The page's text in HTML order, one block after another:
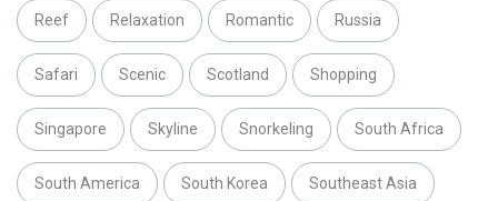
Reef Relaxation Romantic Russia
Safari Scenic Scotland Shopping
Singapore Skyline Snorkeling South Africa
South America South Korea Southeast Asia